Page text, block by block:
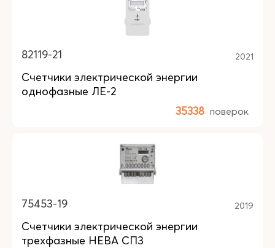
82119-21 2021
Счетчики электрической энергии
однофазные ЛЕ-2
35338 поверок
75453-19 2019
Счетчики электрической энергии
трехфазные НЕВА СП3